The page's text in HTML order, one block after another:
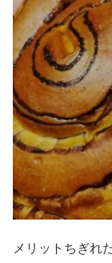
メリットちぎれた